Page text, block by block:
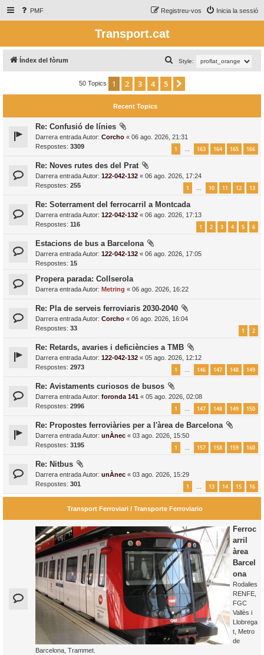
PMF Inicia la sessió
Registreu-vos
Transport.cat
Índex del fòrum Style:
e
a
50 Topics 1 2 3 4 5
Recent Topics
Re: Confusió de línies
Darrera entrada Autor: Corcho « 06 ago. 2026, 21:31
Respostes: 3309 1 … 163 164 165 166
Re: Noves rutes des del Prat
Darrera entrada Autor: 122-042-132 « 06 ago. 2026, 17:24
Respostes: 255 1 … 10 11 12 13
Re: Soterrament del ferrocarril a Montcada
Darrera entrada Autor: 122-042-132 « 06 ago. 2026, 17:13
Respostes: 116 1 2 3 4 5 6
Estacions de bus a Barcelona
Darrera entrada Autor: 122-042-132 « 06 ago. 2026, 17:05
Respostes: 15
Propera parada: Collserola
Darrera entrada Autor: Metring « 06 ago. 2026, 16:22
Re: Pla de serveis ferroviaris 2030-2040
Darrera entrada Autor: Corcho « 06 ago. 2026, 16:04
Respostes: 33 1 2
Re: Retards, avaries i deficiències a TMB
Darrera entrada Autor: 122-042-132 « 05 ago. 2026, 12:12
Respostes: 2973 1 … 146 147 148 149
Re: Avistaments curiosos de busos
Darrera entrada Autor: foronda 141 « 05 ago. 2026, 02:08
Respostes: 2996 1 … 147 148 149 150
Re: Propostes ferroviàries per a l'àrea de Barcelona
Darrera entrada Autor: unÀnec « 03 ago. 2026, 15:50
Respostes: 3195 1 … 157 158 159 160
Re: Nitbus
Darrera entrada Autor: unÀnec « 03 ago. 2026, 15:29
Respostes: 301 1 … 13 14 15 16
Transport Ferroviari / Transporte Ferroviario
Ferroc
arril
àrea
Barcel
ona
Rodalies
RENFE,
FGC
Vallès i
Llobrega
t, Metro
de
Barcelona, Trammet.